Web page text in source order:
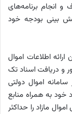
و انجام برنامه‌های
بینی بودجه خود
اطلاعات اموال
و دریافت اسناد تک
اموال دولتی
خود به همراه منابع
مازاد را حداکثر